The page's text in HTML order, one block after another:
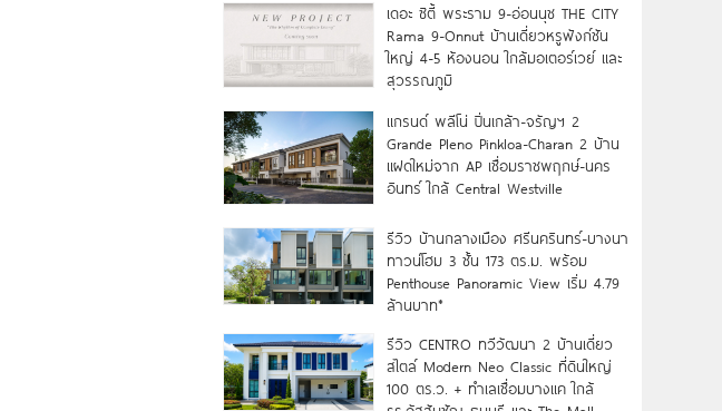
เดอะ ซิตี้ พระราม 9-อ่อนนุช THE CITY
Rama 9-Onnut บ้านเดี่ยวหรูฟังก์ชัน
ใหญ่ 4-5 ห้องนอน ใกล้มอเตอร์เวย์ และ
สุวรรณภูมิ
แกรนด์ พลีโน่ ปิ่นเกล้า-จรัญฯ 2
Grande Pleno Pinkloa-Charan 2 บ้าน
แฝดใหม่จาก AP เชื่อมราชพฤกษ์-นคร
อินทร์ ใกล้ Central Westville
รีวิว บ้านกลางเมือง ศรีนครินทร์-บางนา
ทาวน์โฮม 3 ชั้น 173 ตร.ม. พร้อม
Penthouse Panoramic View เริ่ม 4.79
ล้านบาท*
รีวิว CENTRO ทวีวัฒนา 2 บ้านเดี่ยว
สไตล์ Modern Neo Classic ที่ดินใหญ่
100 ตร.ว. + ทำเลเชื่อมบางแค ใกล้